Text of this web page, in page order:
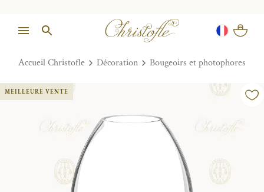
Accueil Christofle Décoration Bougeoirs et photophores
MEILLEURE VENTE